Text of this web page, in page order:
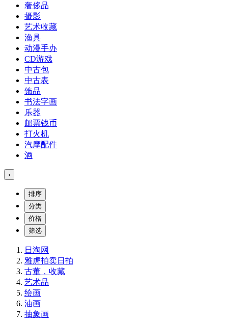
奢侈品
摄影
艺术收藏
渔具
动漫手办
CD游戏
中古包
中古表
饰品
书法字画
乐器
邮票钱币
打火机
汽摩配件
酒
›
排序
分类
价格
筛选
日淘网
雅虎拍卖日拍
古董，收藏
艺术品
绘画
油画
抽象画